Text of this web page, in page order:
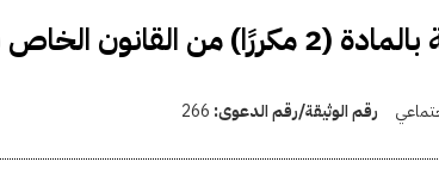
فرض الرسوم الإضافية المتضمنة بالمادة (2 مكررًا)
رقم الوثيقة/رقم الدعوى: 266